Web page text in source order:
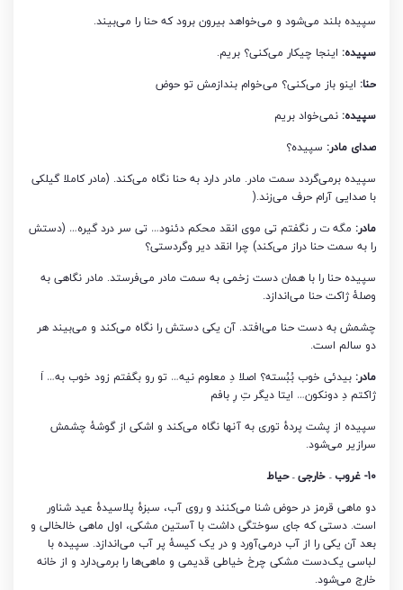
سپیده بلند می‌شود و می‌خواهد بیرون برود که حنا را می‌بیند.
سپیده: اینجا چیکار می‌کنی؟ بریم.
حنا: اینو باز می‌کنی؟ می‌خوام بندازمش تو حوض
سپیده: نمی‌خواد بریم
صدای مادر: سپیده؟
سپیده برمی‌گردد سمت مادر. مادر دارد به حنا نگاه می‌کند. (مادر کاملا گیلکی
با صدایی آرام حرف می‌زند.(
مادر: مگه ت ر نگفتم تی موی انقد محکم دئنود… تی سر درد گیره… (دستش
را به سمت حنا دراز می‌کند) چرا انقد دیر وگردستی؟
سپیده حنا را با همان دست زخمی به سمت مادر می‌فرستد. مادر نگاهی به
وصلۀ ژاکت حنا می‌اندازد.
چشمش به دست حنا می‌افتد. آن یکی دستش را نگاه می‌کند و می‌بیند هر
دو سالم است.
مادر: بیدئی خوب بُبُسته؟ اصلا دِ معلوم نیه… تو رو بگفتم زود خوب به… اَ
ژاکتم دِ دونکون… ایتا دیگر تِ رِ بافم
سپیده از پشت پردۀ توری به آنها نگاه می‌کند و اشکی از گوشۀ چشمش
سرازیر می‌شود.
10- غروب – خارجی – حیاط
دو ماهی قرمز در حوض شنا می‌کنند و روی آب، سبزۀ پلاسیدۀ عید شناور
است. دستی که جای سوختگی داشت با آستین مشکی، اول ماهی خالخالی و
بعد آن یکی را از آب درمی‌آورد و در یک کیسۀ پر آب می‌اندازد. سپیده با
لباسی یک‌دست مشکی چرخ خیاطی قدیمی و ماهی‌ها را برمی‌دارد و از خانه
خارج می‌شود.